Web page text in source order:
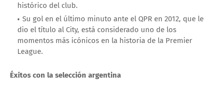
histórico del club.
Su gol en el último minuto ante el QPR en 2012, que le
dio el título al City, está considerado uno de los
momentos más icónicos en la historia de la Premier
League.
Éxitos con la selección argentina